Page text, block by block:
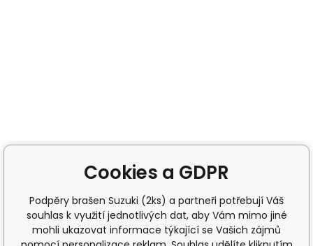
Cookies a GDPR
Podpěry brašen Suzuki (2ks) a partneři potřebují Váš
souhlas k využití jednotlivých dat, aby Vám mimo jiné
mohli ukazovat informace týkající se Vašich zájmů